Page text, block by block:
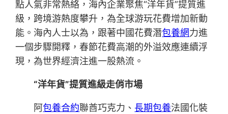
點人氣非常熱絡，海內企業聚焦“洋年貨”提質進
級，跨境游熱度攀升，為全球游玩花費增加新動
能。海內人士以為，跟著中國花費潛包養網力進
一個步驟開釋，春節花費高潮的外溢效應連續浮
現，為世界經濟注進一股熱流。
“洋年貨”提質進級走俏市場
阿包養合約聯酋巧克力、 長期包養法國化裝